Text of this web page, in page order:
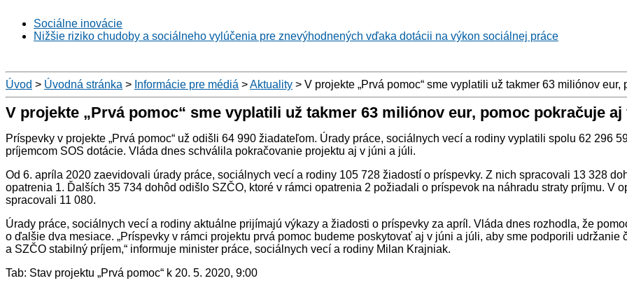
Sociálne inovácie
Nižšie riziko chudoby a sociálneho vylúčenia pre znevýhodnených vďaka dotácii na výkon sociálnej práce
Úvod > Úvodná stránka > Informácie pre médiá >Aktuality > V projekte „Prvá pomoc“ sme vyplatili už takmer 63 miliónov
V projekte „Prvá pomoc“ sme vyplatili už takmer 63 miliónov eur, pomoc pokračuje aj
Príspevky v projekte „Prvá pomoc“ už odišli 64 990 žiadateľom. Úrady práce, sociálnych vecí a rodiny vyplatili spolu 62 296
príjemcom SOS dotácie. Vláda dnes schválila pokračovanie projektu aj v júni a júli.
Od 6. apríla 2020 zaevidovali úrady práce, sociálnych vecí a rodiny 105 728 žiadostí o príspevky. Z nich spracovali 13 328
opatrenia 1. Ďalších 35 734 dohôd odišlo SZČO, ktoré v rámci opatrenia 2 požiadali o príspevok na náhradu straty príjmu. V
spracovali 11 080.
Úrady práce, sociálnych vecí a rodiny aktuálne prijímajú výkazy a žiadosti o príspevky za apríl. Vláda dnes rozhodla, že
o ďalšie dva mesiace. „Príspevky v rámci projektu prvá pomoc budeme poskytovať aj v júni a júli, aby sme podporili
a SZČO stabilný príjem,“ informuje minister práce, sociálnych vecí a rodiny Milan Krajniak.
Tab: Stav projektu „Prvá pomoc“ k 20. 5. 2020, 9:00